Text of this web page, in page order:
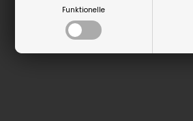
Funktionelle